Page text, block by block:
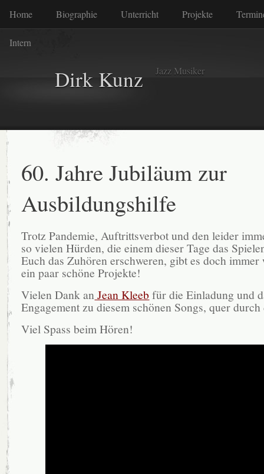
Home Biographie Unterricht Projekte
Intern
Dirk Kunz Jazz Musiker
60. Jahre Jubiläum zur
Ausbildungshilfe
Trotz Pandemie, Auftrittsverbot und den leider
so vielen Hürden, die einem dieser Tage das
Euch das Zuhören erschweren, gibt es doch immer
ein paar schöne Projekte!
Vielen Dank an Jean Kleeb für die Einladung und
Engagement zu diesem schönen Songs, quer
Viel Spass beim Hören!